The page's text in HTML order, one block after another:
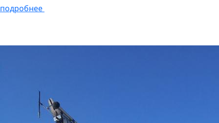
подробнее